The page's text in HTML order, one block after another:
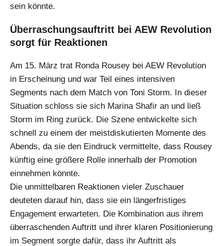
sein könnte.
Überraschungsauftritt bei AEW Revolution
sorgt für Reaktionen
Am 15. März trat Ronda Rousey bei AEW Revolution
in Erscheinung und war Teil eines intensiven
Segments nach dem Match von Toni Storm. In dieser
Situation schloss sie sich Marina Shafir an und ließ
Storm im Ring zurück. Die Szene entwickelte sich
schnell zu einem der meistdiskutierten Momente des
Abends, da sie den Eindruck vermittelte, dass Rousey
künftig eine größere Rolle innerhalb der Promotion
einnehmen könnte.
Die unmittelbaren Reaktionen vieler Zuschauer
deuteten darauf hin, dass sie ein längerfristiges
Engagement erwarteten. Die Kombination aus ihrem
überraschenden Auftritt und ihrer klaren Positionierung
im Segment sorgte dafür, dass ihr Auftritt als